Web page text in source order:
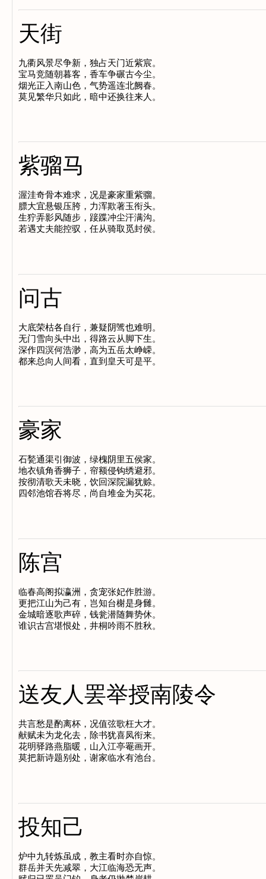
天街
九衢风景尽争新，独占天门近紫宸。
宝马竞随朝暮客，香车争碾古今尘。
烟光正入南山色，气势遥连北阙春。
紫骝马
渥洼奇骨本难求，况是豪家重紫骝。
膘大宜悬银压胯，力浑欺著玉衔头。
生狞弄影风随步，踥蹀冲尘汗满沟。
问古
大底荣枯各自行，兼疑阴骘也难明。
无门雪向头中出，得路云从脚下生。
深作四溟何浩渺，高为五岳太峥嵘。
豪家
石甃通渠引御波，绿槐阴里五侯家。
地衣镇角香狮子，帘额侵钩绣避邪。
按彻清歌天未晓，饮回深院漏犹赊。
陈宫
临春高阁拟瀛洲，贪宠张妃作胜游。
更把江山为己有，岂知台榭是身雠。
金城暗逐歌声碎，钱瓮潜随舞势休。
送友人罢举授南陵令
共言愁是酌离杯，况值弦歌枉大才。
献赋未为龙化去，除书犹喜凤衔来。
花明驿路燕脂暖，山入江亭罨画开。
投知己
炉中九转炼虽成，教主看时亦自惊。
群岳并天先减翠，大江临海恐无声。